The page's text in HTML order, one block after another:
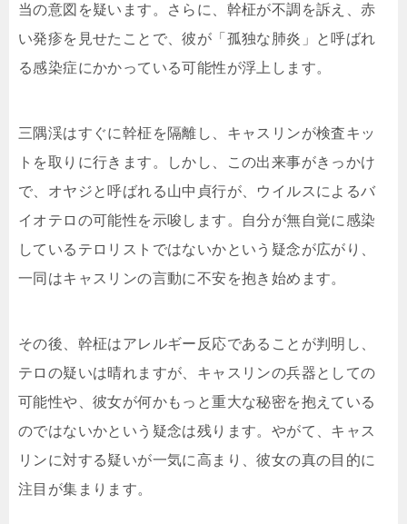
当の意図を疑います。さらに、幹柾が不調を訴え、赤
い発疹を見せたことで、彼が「孤独な肺炎」と呼ばれ
る感染症にかかっている可能性が浮上します。
三隅渓はすぐに幹柾を隔離し、キャスリンが検査キッ
トを取りに行きます。しかし、この出来事がきっかけ
で、オヤジと呼ばれる山中貞行が、ウイルスによるバ
イオテロの可能性を示唆します。自分が無自覚に感染
しているテロリストではないかという疑念が広がり、
一同はキャスリンの言動に不安を抱き始めます。
その後、幹柾はアレルギー反応であることが判明し、
テロの疑いは晴れますが、キャスリンの兵器としての
可能性や、彼女が何かもっと重大な秘密を抱えている
のではないかという疑念は残ります。やがて、キャス
リンに対する疑いが一気に高まり、彼女の真の目的に
注目が集まります。